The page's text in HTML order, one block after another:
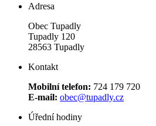
Adresa
Obec Tupadly
Tupadly 120
28563 Tupadly
Kontakt
Mobilní telefon: 724 179 720
E-mail: obec@tupadly.cz
Úřední hodiny